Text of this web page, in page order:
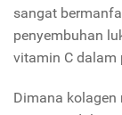
sangat
penyembuhan
vitamin C dalam
Dimana kolagen